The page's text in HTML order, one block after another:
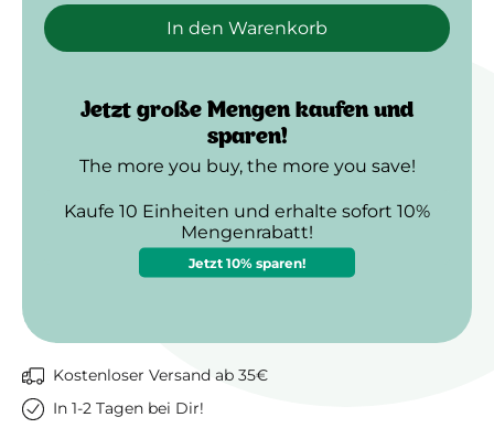
In den Warenkorb
Jetzt große Mengen kaufen und
sparen!
The more you buy, the more you save!
Kaufe 10 Einheiten und erhalte sofort 10%
Mengenrabatt!
Jetzt 10% sparen!
Kostenloser Versand ab 35€
In 1-2 Tagen bei Dir!